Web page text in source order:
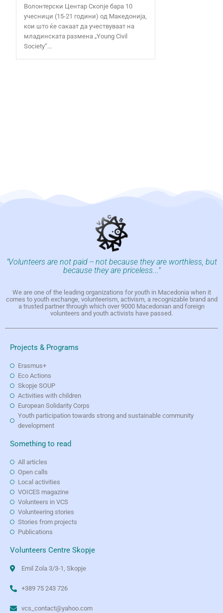
Волонтерски Центар Скопје бара 10
учесници (15-21 години) од Македонија,
кои што ќе сакаат да учествуваат на
младинската размена „Young Civil
Society“...
"Volunteers are not paid -- not because they are worthless, but
because they are priceless..."
We are one of the leading organizations for youth in Macedonia when it
comes to youth exchange, volunteerism, activism, a recognizable brand and
a trusted partner through which over 9000 Macedonian and foreign
volunteers and youth activists have passed.
Projects & Programs
Erasmus+
Eco Actions
Skopje SOUP
Activities with children
European Solidarity Corps
Youth participation towards strong and sustainable community
development
Something to read
All articles
Open calls
Local activities
VOICES magazine
Volunteers in VCS
Volunteering stories
Stories from projects
Publications
Volunteers Centre Skopje
Emil Zola 3/3-1, Skopje
+389 75 243 726
vcs_contact@yahoo.com